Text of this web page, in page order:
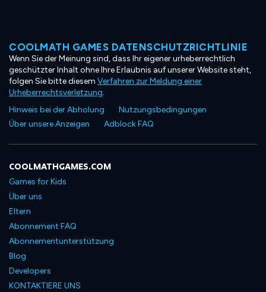
COOLMATH GAMES DATENSCHUTZRICHTLINIE
Wenn Sie der Meinung sind, dass Ihr eigener urheberrechtlich
geschützter Inhalt ohne Ihre Erlaubnis auf unserer Website steht,
folgen Sie bitte diesem Verfahren zur Meldung einer
Urheberrechtsverletzung.
Hinweis bei der Abholung
Nutzungsbedingungen
Über unsere Anzeigen
Adblock FAQ
COOLMATHGAMES.COM
Games for Kids
Über uns
Eltern
Abonnement FAQ
Abonnementunterstützung
Blog
Developers
KONTAKTIERE UNS